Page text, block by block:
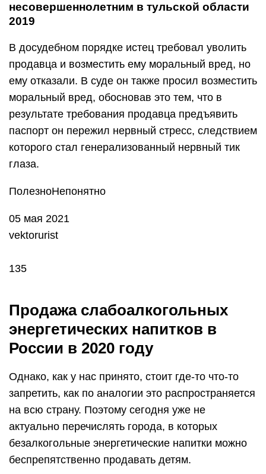
несовершеннолетним в тульской области
2019
В досудебном порядке истец требовал уволить
продавца и возместить ему моральный вред, но
ему отказали. В суде он также просил возместить
моральный вред, обосновав это тем, что в
результате требования продавца предъявить
паспорт он пережил нервный стресс, следствием
которого стал генерализованный нервный тик
глаза.
ПолезноНепонятно
05 мая 2021
vektorurist
135
Продажа слабоалкогольных
энергетических напитков в
России в 2020 году
Однако, как у нас принято, стоит где-то что-то
запретить, как по аналогии это распространяется
на всю страну. Поэтому сегодня уже не
актуально перечислять города, в которых
безалкогольные энергетические напитки можно
беспрепятственно продавать детям.